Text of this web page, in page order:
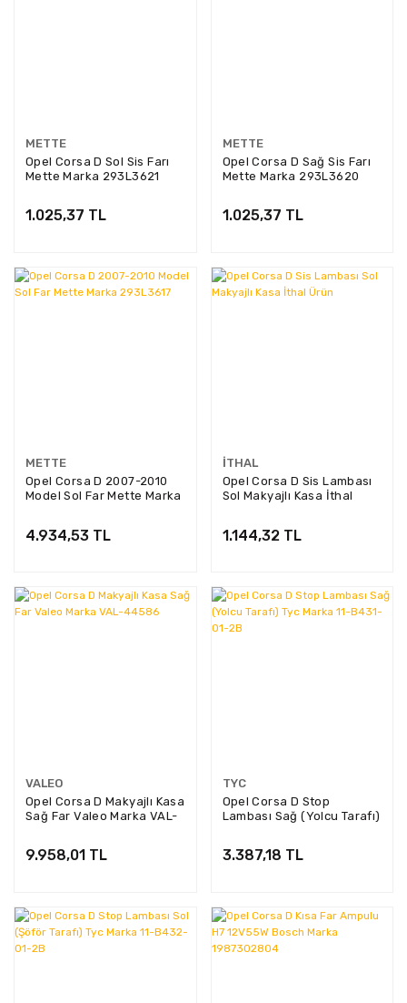
METTE
Opel Corsa D Sol Sis Farı
Mette Marka 293L3621
1.025,37 TL
METTE
Opel Corsa D Sağ Sis Farı
Mette Marka 293L3620
1.025,37 TL
METTE
Opel Corsa D 2007-2010
Model Sol Far Mette Marka
4.934,53 TL
İTHAL
Opel Corsa D Sis Lambası
Sol Makyajlı Kasa İthal
1.144,32 TL
VALEO
Opel Corsa D Makyajlı Kasa
Sağ Far Valeo Marka VAL-
9.958,01 TL
TYC
Opel Corsa D Stop
Lambası Sağ (Yolcu Tarafı)
3.387,18 TL